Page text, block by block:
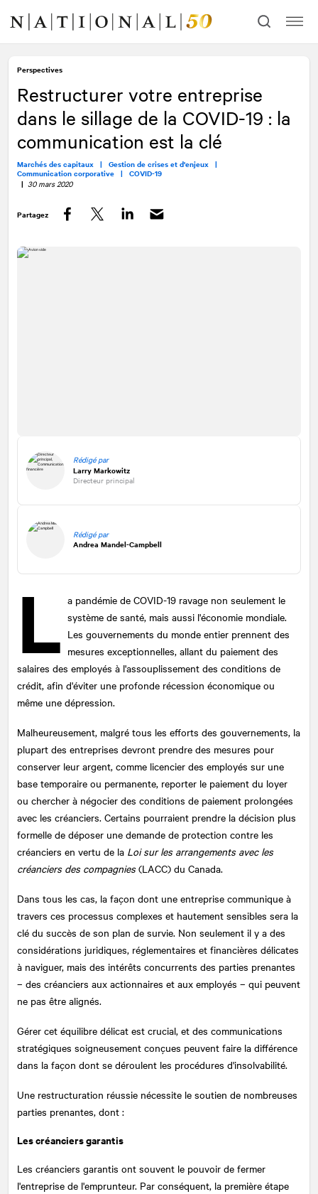
contenu
navigation
Perspectives
Restructurer votre entreprise
dans le sillage de la COVID-19 : la
communication est la clé
Marchés des capitaux | Gestion de crises et d'enjeux |
Communication corporative | COVID-19
| 30 mars 2020
Partagez
Rédigé par
Larry Markowitz
Directeur principal
Rédigé par
Andrea Mandel-Campbell
L a pandémie de COVID-19 ravage non seulement le
système de santé, mais aussi l'économie mondiale.
Les gouvernements du monde entier prennent des
mesures exceptionnelles, allant du paiement des
salaires des employés à l'assouplissement des conditions de
crédit, afin d'éviter une profonde récession économique ou
même une dépression.
Malheureusement, malgré tous les efforts des gouvernements, la
plupart des entreprises devront prendre des mesures pour
conserver leur argent, comme licencier des employés sur une
base temporaire ou permanente, reporter le paiement du loyer
ou chercher à négocier des conditions de paiement prolongées
avec les créanciers. Certains pourraient prendre la décision plus
formelle de déposer une demande de protection contre les
créanciers en vertu de la Loi sur les arrangements avec les
créanciers des compagnies(LACC) du Canada.
Dans tous les cas, la façon dont une entreprise communique à
travers ces processus complexes et hautement sensibles sera la
clé du succès de son plan de survie. Non seulement il y a des
considérations juridiques, réglementaires et financières délicates
à naviguer, mais des intérêts concurrents des parties prenantes
– des créanciers aux actionnaires et aux employés – qui peuvent
ne pas être alignés.
Gérer cet équilibre délicat est crucial, et des communications
stratégiques soigneusement conçues peuvent faire la différence
dans la façon dont se déroulent les procédures d'insolvabilité.
Une restructuration réussie nécessite le soutien de nombreuses
parties prenantes, dont :
Les créanciers garantis
Les créanciers garantis ont souvent le pouvoir de fermer
l'entreprise de l'emprunteur. Par conséquent, la première étape